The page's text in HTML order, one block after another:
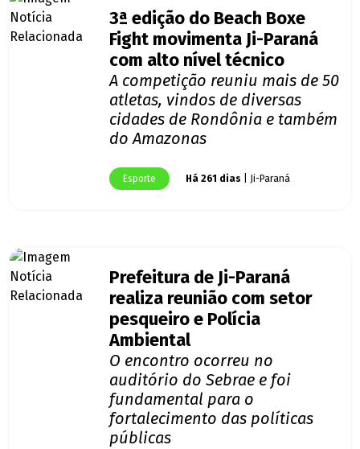
3ª edição do Beach Boxe
Fight movimenta Ji-Paraná
com alto nível técnico
A competição reuniu mais de 50
atletas, vindos de diversas
cidades de Rondônia e também
do Amazonas
Esporte Há 261 dias | Ji-Paraná
Prefeitura de Ji-Paraná
realiza reunião com setor
pesqueiro e Polícia
Ambiental
O encontro ocorreu no
auditório do Sebrae e foi
fundamental para o
fortalecimento das políticas
públicas